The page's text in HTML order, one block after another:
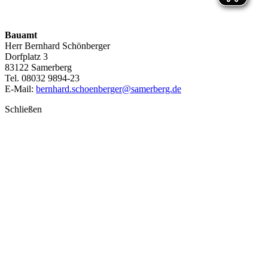
Bauamt
Herr Bernhard Schönberger
Dorfplatz 3
83122 Samerberg
Tel. 08032 9894-23
E-Mail: bernhard.schoenberger@samerberg.de
Schließen